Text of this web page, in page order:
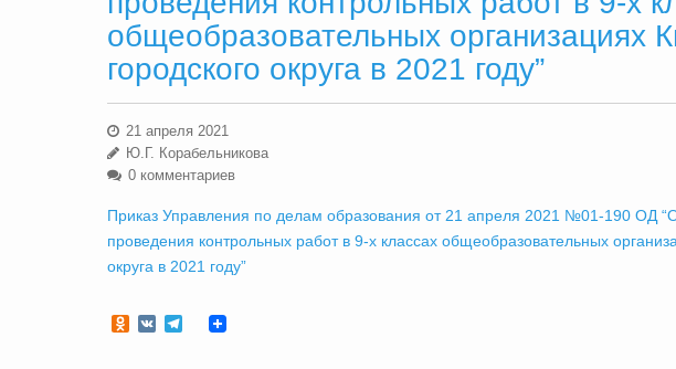
общеобразовательных организациях
городского округа в 2021 году”
21 апреля 2021
Ю.Г. Корабельникова
0 комментариев
Приказ Управления по делам образования от 21 апреля 2021 №01-190 ОД
проведения контрольных работ в 9-х классах общеобразовательных
округа в 2021 году”
Odnoklassniki
VK Telegram